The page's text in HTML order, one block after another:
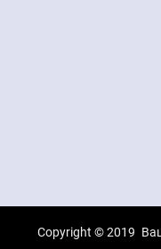
Copyright © 2019